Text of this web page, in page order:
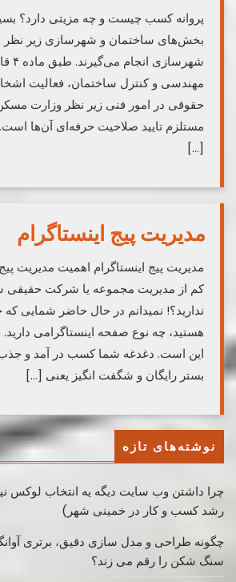
پروانه کسب چیست و چه مزیتی دارد؟
بخش‌های ساختمان و شهرسازی زیر
مهندسی و کنترل ساختمان، فعالیت
حقوقی در امور فنی زیر نظر وزارت
مستلزم تایید صلاحیت حرفه‌ای آن‌ها است.
[…]
مدیریت پیج اینستاگرام
مدیریت پیج اینستاگرام اهمیت مدیریت
کم از مدیریت مجموعه یا شرکت حقیقی
ندارید؟! نمی­دانم در حال حاضر شمایی
هستید، چه نوع صفحه اینستاگرامی
این است. دغدغه شما کسب در آمد و
بستر رایگان و شگفت انگیز یعنی […]
نوشته‌های تازه
چرا داشتن وب سایت دیگه یه انتخاب لوکس
رشد کسب ‌و کار در خمینی ‌شهر)
چگونه طراحی و مدل سازی دقیق، برتری
سنگ شکن را رقم می زند؟